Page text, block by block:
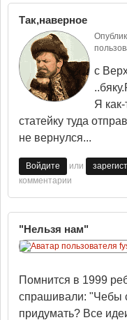
Так,наверное
с
Я
статейку туда
не вернулся...
Войдите или
комментарии
"Нельзя нам"
Помнится в 1999
спрашивали: "Чебы
придумать? Все